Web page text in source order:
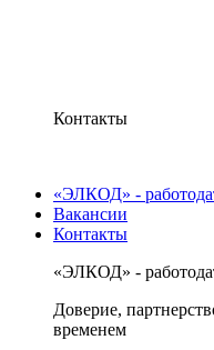
Контакты
«ЭЛКОД» -
Вакансии
Контакты
«ЭЛКОД» -
Доверие,
временем